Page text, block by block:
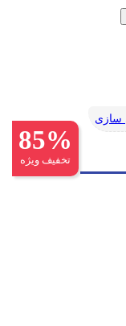
سازی
85%
تخفیف ویژه